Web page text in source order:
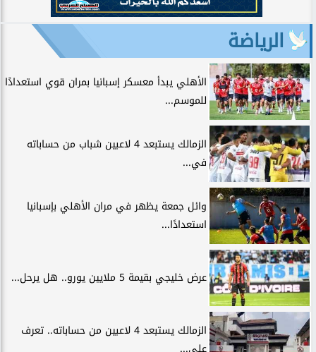
الرياضة
الأهلي يبدأ معسكر إسبانيا بمران قوي استعدادًا
للموسم...
الزمالك يستبعد 4 لاعبين شباب من حساباته
في...
وائل جمعة يظهر في مران الأهلي بإسبانيا
استعدادًا...
عرض خليجي بقيمة 5 ملايين يورو.. هل يرحل...
الزمالك يستبعد 4 لاعبين من حساباته.. تعرف